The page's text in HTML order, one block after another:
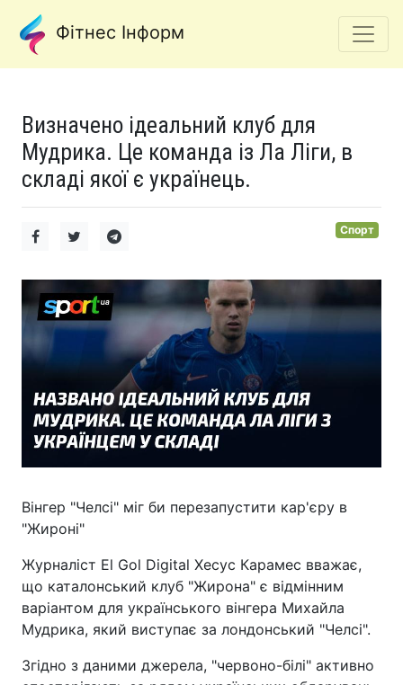
Фітнес Інформ
Визначено ідеальний клуб для
Мудрика. Це команда із Ла Ліги, в
складі якої є українець.
Спорт
Вінгер "Челсі" міг би перезапустити кар'єру в
"Жироні"
Журналіст El Gol Digital Хесус Карамес вважає,
що каталонський клуб "Жирона" є відмінним
варіантом для українського вінгера Михайла
Мудрика, який виступає за лондонський "Челсі".
Згідно з даними джерела, "червоно-білі" активно